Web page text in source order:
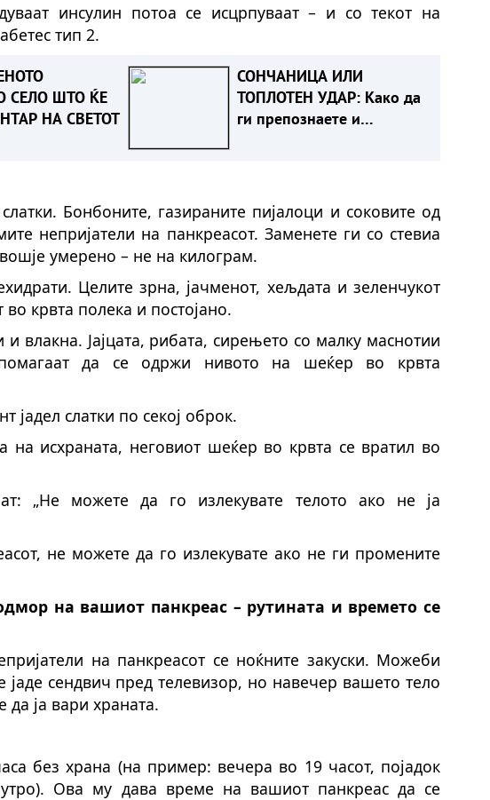
инсулин потоа се исцрпуваат – и со текот на
тип 2.
СЕЛО ШТО ЌЕ
НА СВЕТОТ
СОНЧАНИЦА ИЛИ
ТОПЛОТЕН УДАР: Како да
ги препознаете и
Бонбоните, газираните пијалоци и соковите од
непријатели на панкреасот. Заменете ги со стевиа
умерено – не на килограм.
Целите зрна, јачменот, хељдата и зеленчукот
крвта полека и постојано.
влакна. Јајцата, рибата, сирењето со малку маснотии
да се одржи нивото на шеќер во крвта
јадел слатки по секој оброк.
исхраната, неговиот шеќер во крвта се вратил во
„Не можете да го излекувате телото ако не ја
не можете да го излекувате ако не ги промените
на вашиот панкреас – рутината и времето се
на панкреасот се ноќните закуски. Можеби
јаде сендвич пред телевизор, но навечер вашето тело
ја вари храната.
без храна (на пример: вечера во 19 часот, појадок
Ова му дава време на вашиот панкреас да се